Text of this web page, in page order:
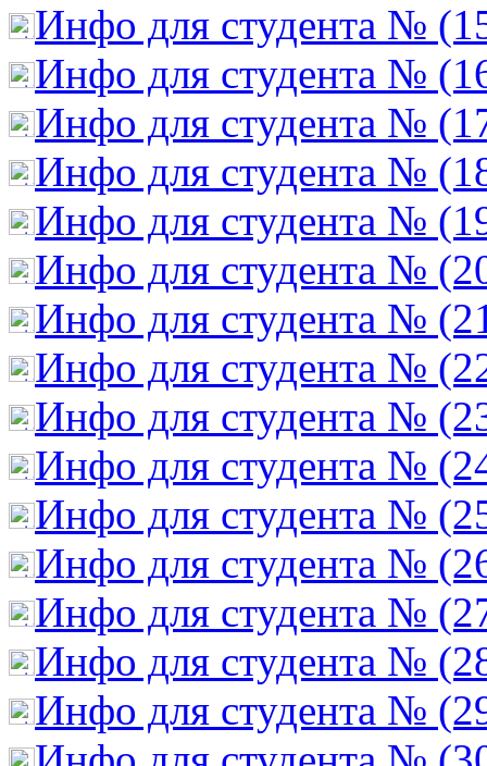
Инфо для студента №
Инфо для студента №
Инфо для студента №
Инфо для студента №
Инфо для студента №
Инфо для студента №
Инфо для студента №
Инфо для студента №
Инфо для студента №
Инфо для студента №
Инфо для студента №
Инфо для студента №
Инфо для студента №
Инфо для студента №
Инфо для студента №